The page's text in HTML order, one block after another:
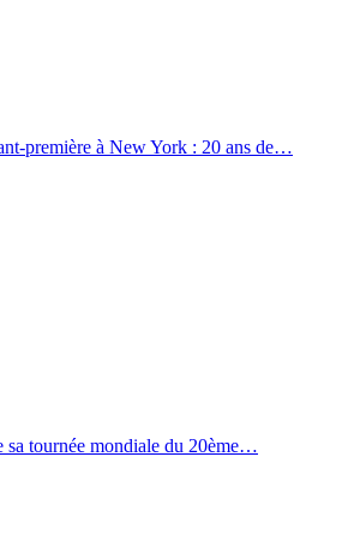
première à New York : 20 ans de…
sa tournée mondiale du 20ème…